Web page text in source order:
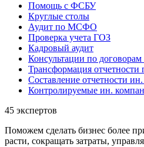
Помощь с ФСБУ
Круглые столы
Аудит по МСФО
Проверка учета ГОЗ
Кадровый аудит
Консультации по
Трансформация
Составление отчетности
Контролируемые ин.
45 экспертов
Поможем сделать бизнес более
расти, cокращать затраты,